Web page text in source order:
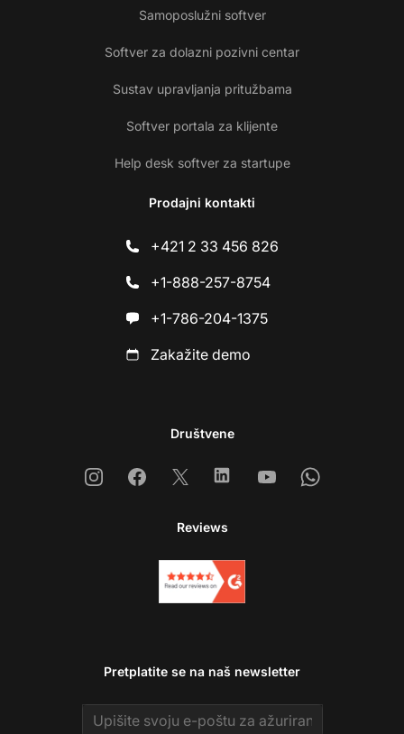
Samoposlužni softver
Softver za dolazni pozivni centar
Sustav upravljanja pritužbama
Softver portala za klijente
Help desk softver za startupe
Prodajni kontakti
+421 2 33 456 826
+1-888-257-8754
+1-786-204-1375
Zakažite demo
Društvene
InstagramFacebook
X LinkedinYoutubeWhatsapp
Reviews
Pretplatite se na naš newsletter
Email address